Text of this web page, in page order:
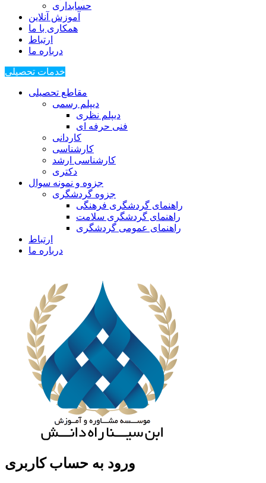
حسابداری
آموزش آنلاین
همکاری با ما
ارتباط
درباره ما
خدمات تحصیلی
مقاطع تحصیلی
دیپلم رسمی
دیپلم نظری
فنی حرفه ای
کاردانی
کارشناسی
کارشناسی ارشد
دکتری
جزوه و نمونه سوال
جزوه گردشگری
راهنمای گردشگری فرهنگی
راهنمای گردشگری سلامت
راهنمای عمومی گردشگری
ارتباط
درباره ما
ورود به حساب کاربری